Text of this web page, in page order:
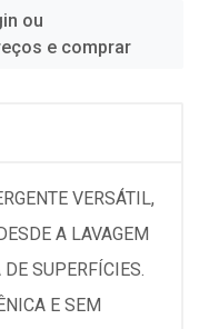
ou
e comprar
VERSÁTIL,
A LAVAGEM
SUPERFÍCIES.
E SEM